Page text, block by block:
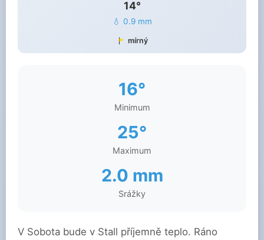
14°
💧 0.9 mm
mírný
16°
Minimum
25°
Maximum
2.0 mm
Srážky
V Sobota bude v Stall příjemně teplo. Ráno